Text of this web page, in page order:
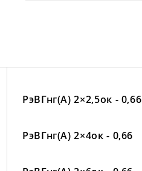
РэВГнг(А) 2×2,5ок - 0,66
РэВГнг(А) 2×4ок - 0,66